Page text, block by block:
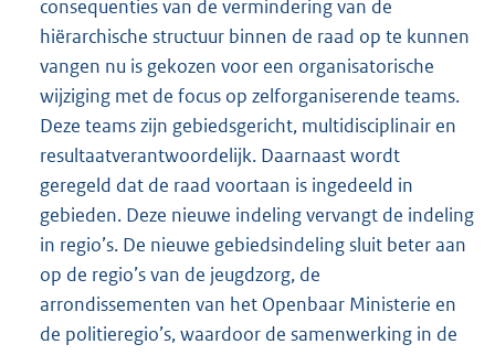
consequenties van de vermindering van de
hiërarchische structuur binnen de raad op te kunnen
vangen nu is gekozen voor een organisatorische
wijziging met de focus op zelforganiserende teams.
Deze teams zijn gebiedsgericht, multidisciplinair en
resultaatverantwoordelijk. Daarnaast wordt
geregeld dat de raad voortaan is ingedeeld in
gebieden. Deze nieuwe indeling vervangt de indeling
in regio’s. De nieuwe gebiedsindeling sluit beter aan
op de regio’s van de jeugdzorg, de
arrondissementen van het Openbaar Ministerie en
de politieregio’s, waardoor de samenwerking in de